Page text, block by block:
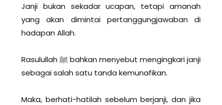
Janji bukan sekadar ucapan, tetapi amanah
yang akan dimintai pertanggungjawaban di
hadapan Allah.
Rasulullah ﷺ bahkan menyebut mengingkari janji
sebagai salah satu tanda kemunafikan.
Maka, berhati-hatilah sebelum berjanji, dan jika